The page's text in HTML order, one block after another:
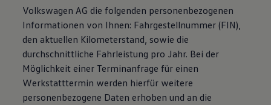
Volkswagen AG die folgenden personenbezogenen
Informationen von Ihnen: Fahrgestellnummer (FIN),
den aktuellen Kilometerstand, sowie die
durchschnittliche Fahrleistung pro Jahr. Bei der
Möglichkeit einer Terminanfrage für einen
Werkstatttermin werden hierfür weitere
personenbezogene Daten erhoben und an die